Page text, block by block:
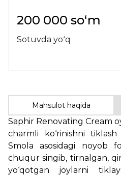
200 000 soʻm
Sotuvda yoʻq
Mahsulot haqida
Saphir Renovating Cream
charmli ko‘rinishni
Smola asosidagi noyob
chuqur singib, tirnalgan,
yo‘qotgan joylarni